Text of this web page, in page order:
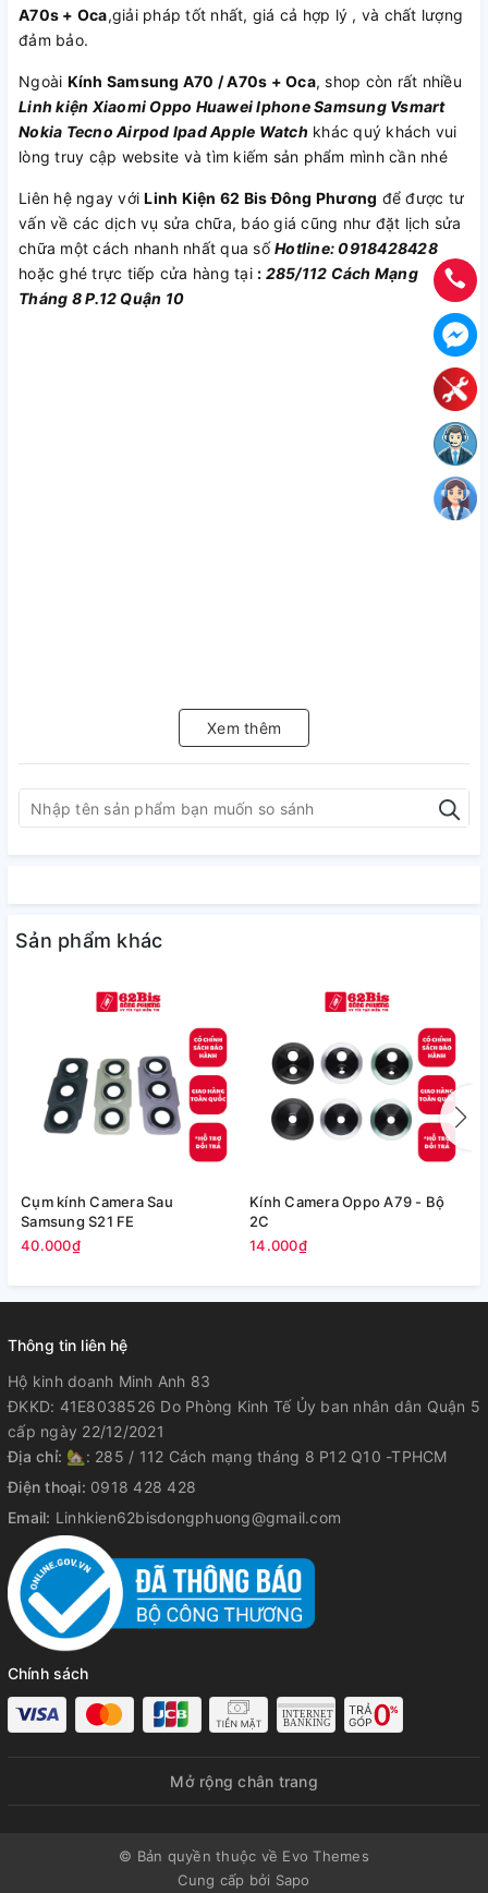
A70s + Oca,giải pháp tốt nhất, giá cả hợp lý , và chất lượng
đảm bảo.
Ngoài Kính Samsung A70 / A70s + Oca, shop còn rất nhiều
Linh kiện Xiaomi Oppo HuaweiIphoneSamsung Vsmart
Nokia Tecno Airpod IpadApple Watch khác quý khách vui
lòng truy cập website và tìm kiếm sản phẩm mình cần nhé
Liên hệ ngay vớiLinh Kiện 62 Bis Đông Phương để được tư
vấn về các dịch vụ sửa chữa, báo giá cũng như đặt lịch sửa
chữa một cách nhanh nhất qua sốHotline: 0918428428
hoặc ghé trực tiếp cửa hàng tại : 285/112 Cách Mạng
Tháng 8 P.12 Quận 10
Xem thêm
Sản phẩm khác
Cụm kính Camera Sau
Samsung S21 FE
40.000₫
Kính Camera Oppo A79 - Bộ
2C
14.000₫
Thông tin liên hệ
Hộ kinh doanh Minh Anh 83
ĐKKD: 41E8038526 Do Phòng Kinh Tế Ủy ban nhân dân Quận 5
cấp ngày 22/12/2021
Địa chỉ: 🏡: 285 / 112 Cách mạng tháng 8 P12 Q10 -TPHCM
Điện thoại: 0918 428 428
Email: Linhkien62bisdongphuong@gmail.com
Chính sách
Mở rộng chân trang
© Bản quyền thuộc về Evo Themes
Cung cấp bởi Sapo